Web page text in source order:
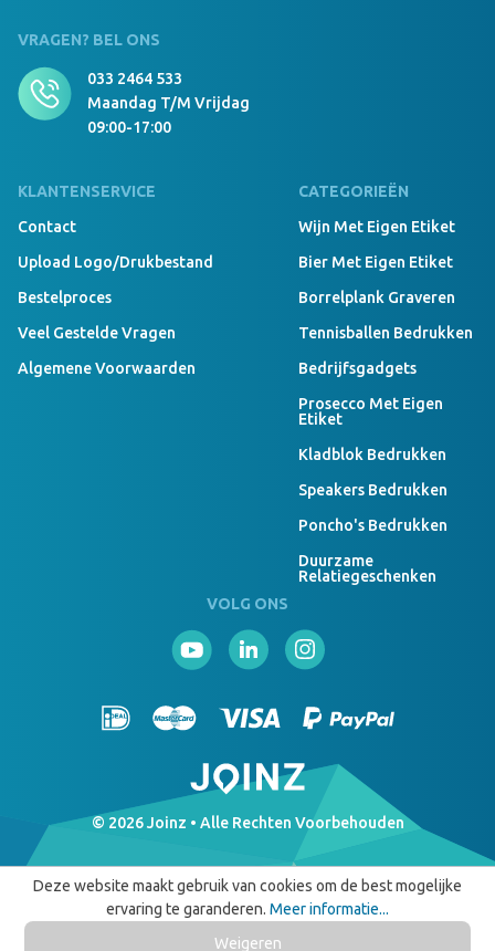
VRAGEN? BEL ONS
033 2464 533
Maandag T/m Vrijdag
09:00-17:00
KLANTENSERVICE
Contact
Upload Logo/drukbestand
Bestelproces
Veel Gestelde Vragen
Algemene Voorwaarden
CATEGORIEËN
Wijn Met Eigen Etiket
Bier Met Eigen Etiket
Borrelplank Graveren
Tennisballen Bedrukken
Bedrijfsgadgets
Prosecco Met Eigen
Etiket
Kladblok Bedrukken
Speakers Bedrukken
Poncho's Bedrukken
Duurzame
Relatiegeschenken
VOLG ONS
© 2026 Joinz • Alle Rechten Voorbehouden
Deze website maakt gebruik van cookies om de best mogelijke
ervaring te garanderen. Meer informatie...
Weigeren